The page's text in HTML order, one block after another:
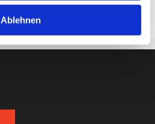
Ablehnen